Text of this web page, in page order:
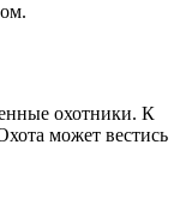
охотники. К
может вестись